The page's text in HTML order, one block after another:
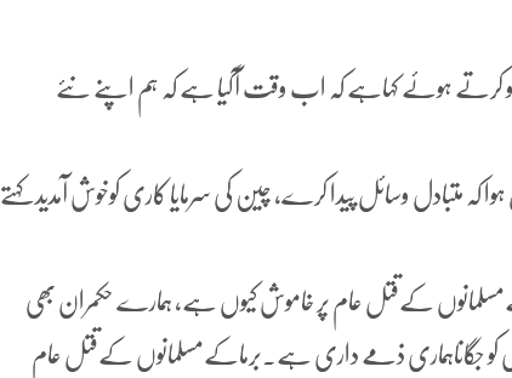
کرتے ہوئے کہاہے کہ اب وقت آگیا ہے کہ ہم اپنے نئے
متبادل وسائل پیدا کرے، چین کی سرمایا کاری کوخوش آمدید کہتے
ہے کہ 40ملکوں کااتحاد برما کےمسلمانوں کےقتل عام پر خاموش کیوں ہے، ہمارے حکمران بھی
کو جگاناہماری ذمے داری ہے۔برماکےمسلمانوں کےقتل عام